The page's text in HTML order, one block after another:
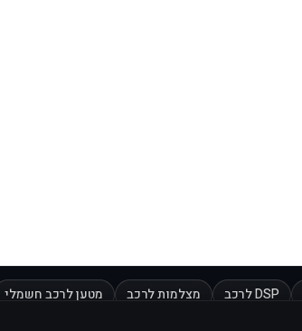
DSP לרכב מצלמות לרכב מטען לרכב חשמלי